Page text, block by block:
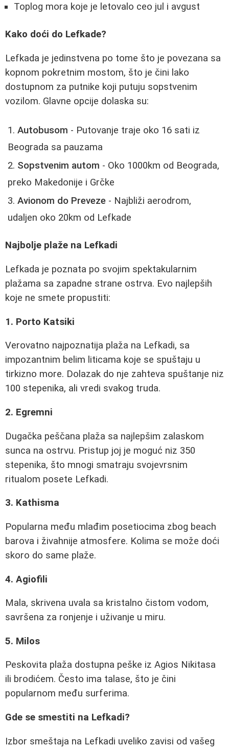
Toplog mora koje je letovalo ceo jul i avgust
Kako doći do Lefkade?
Lefkada je jedinstvena po tome što je povezana sa
kopnom pokretnim mostom, što je čini lako
dostupnom za putnike koji putuju sopstvenim
vozilom. Glavne opcije dolaska su:
Autobusom - Putovanje traje oko 16 sati iz
Beograda sa pauzama
Sopstvenim autom - Oko 1000km od Beograda,
preko Makedonije i Grčke
Avionom do Preveze - Najbliži aerodrom,
udaljen oko 20km od Lefkade
Najbolje plaže na Lefkadi
Lefkada je poznata po svojim spektakularnim
plažama sa zapadne strane ostrva. Evo najlepših
koje ne smete propustiti:
1. Porto Katsiki
Verovatno najpoznatija plaža na Lefkadi, sa
impozantnim belim liticama koje se spuštaju u
tirkizno more. Dolazak do nje zahteva spuštanje niz
100 stepenika, ali vredi svakog truda.
2. Egremni
Dugačka peščana plaža sa najlepšim zalaskom
sunca na ostrvu. Pristup joj je moguć niz 350
stepenika, što mnogi smatraju svojevrsnim
ritualom posete Lefkadi.
3. Kathisma
Popularna među mlađim posetiocima zbog beach
barova i živahnije atmosfere. Kolima se može doći
skoro do same plaže.
4. Agiofili
Mala, skrivena uvala sa kristalno čistom vodom,
savršena za ronjenje i uživanje u miru.
5. Milos
Peskovita plaža dostupna peške iz Agios Nikitasa
ili brodićem. Često ima talase, što je čini
popularnom među surferima.
Gde se smestiti na Lefkadi?
Izbor smeštaja na Lefkadi uveliko zavisi od vašeg